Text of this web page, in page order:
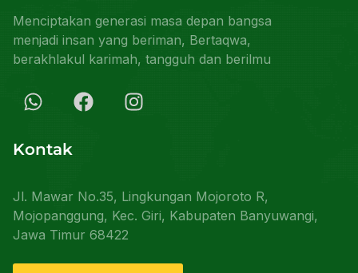
Menciptakan generasi masa depan bangsa
menjadi insan yang beriman, Bertaqwa,
berakhlakul karimah, tangguh dan berilmu
Kontak
Jl. Mawar No.35, Lingkungan Mojoroto R,
Mojopanggung, Kec. Giri, Kabupaten Banyuwangi,
Jawa Timur 68422